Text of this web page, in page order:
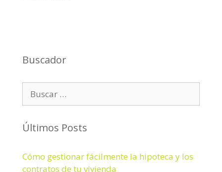
r
í
a
s
Buscador
c
:
Últimos Posts
Cómo gestionar fácilmente la hipoteca y los
contratos de tu vivienda